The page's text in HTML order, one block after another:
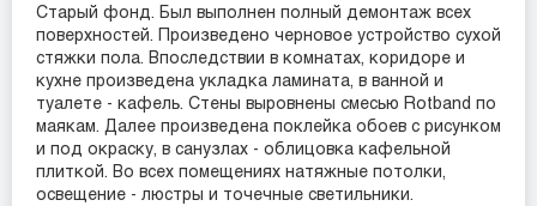
Старый фонд. Был выполнен полный демонтаж всех
поверхностей. Произведено черновое устройство сухой
стяжки пола. Впоследствии в комнатах, коридоре и
кухне произведена укладка ламината, в ванной и
туалете - кафель. Стены выровнены смесью Rotband по
маякам. Далее произведена поклейка обоев с рисунком
и под окраску, в санузлах - облицовка кафельной
плиткой. Во всех помещениях натяжные потолки,
освещение - люстры и точечные светильники.